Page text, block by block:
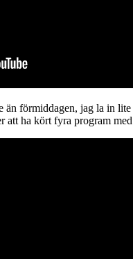
än förmiddagen, jag la in
att ha kört fyra program